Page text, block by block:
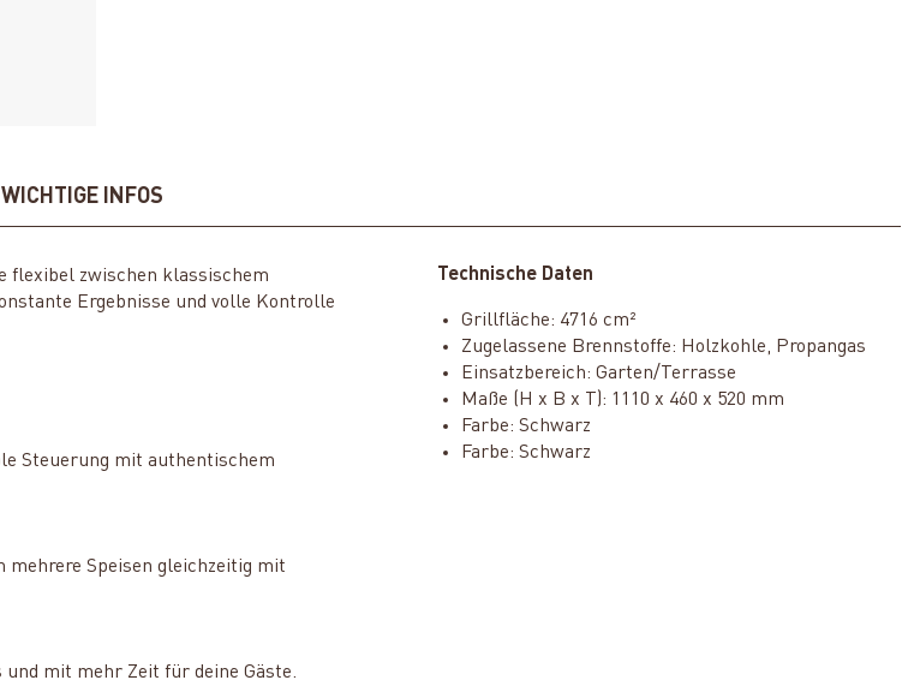
WICHTIGE INFOS
flexibel zwischen klassischem
Ergebnisse und volle Kontrolle
Steuerung mit authentischem
Speisen gleichzeitig mit
mit mehr Zeit für deine Gäste.
Technische Daten
Grillfläche: 4716 cm²
Zugelassene Brennstoffe: Holzkohle, Propangas
Einsatzbereich: Garten/Terrasse
Maße (H x B x T): 1110 x 460 x 520 mm
Farbe: Schwarz
Farbe: Schwarz